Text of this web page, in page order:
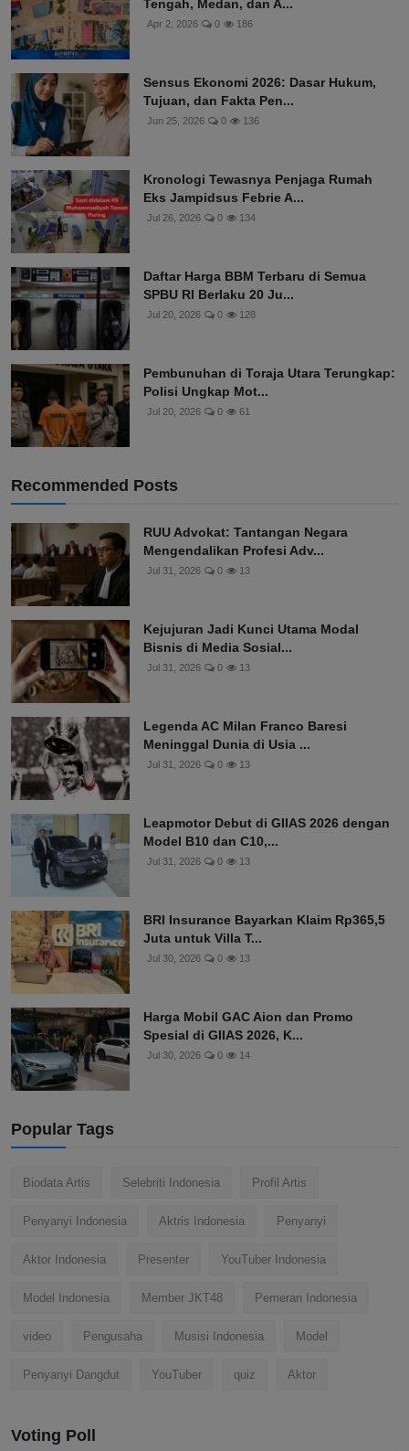
Tengah, Medan, dan A...
Apr 2, 2026 0 186
Sensus Ekonomi 2026: Dasar Hukum,
Tujuan, dan Fakta Pen...
Jun 25, 2026 0 136
Kronologi Tewasnya Penjaga Rumah
Eks Jampidsus Febrie A...
Jul 26, 2026 0 134
Daftar Harga BBM Terbaru di Semua
SPBU RI Berlaku 20 Ju...
Jul 20, 2026 0 128
Pembunuhan di Toraja Utara Terungkap:
Polisi Ungkap Mot...
Jul 20, 2026 0 61
Recommended Posts
RUU Advokat: Tantangan Negara
Mengendalikan Profesi Adv...
Jul 31, 2026 0 13
Kejujuran Jadi Kunci Utama Modal
Bisnis di Media Sosial...
Jul 31, 2026 0 13
Legenda AC Milan Franco Baresi
Meninggal Dunia di Usia ...
Jul 31, 2026 0 13
Leapmotor Debut di GIIAS 2026 dengan
Model B10 dan C10,...
Jul 31, 2026 0 13
BRI Insurance Bayarkan Klaim Rp365,5
Juta untuk Villa T...
Jul 30, 2026 0 13
Harga Mobil GAC Aion dan Promo
Spesial di GIIAS 2026, K...
Jul 30, 2026 0 14
Popular Tags
Biodata Artis Selebriti Indonesia Profil Artis
Penyanyi Indonesia Aktris Indonesia Penyanyi
Aktor Indonesia Presenter YouTuber Indonesia
Model Indonesia Member JKT48 Pemeran Indonesia
video Pengusaha Musisi Indonesia Model
Penyanyi Dangdut YouTuber quiz Aktor
Voting Poll